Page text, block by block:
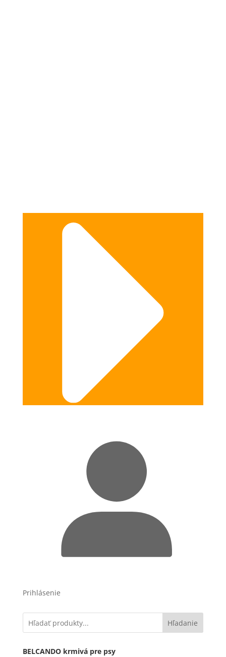
Prihlásenie
Hľadanie
BELCANDO krmivá pre psy